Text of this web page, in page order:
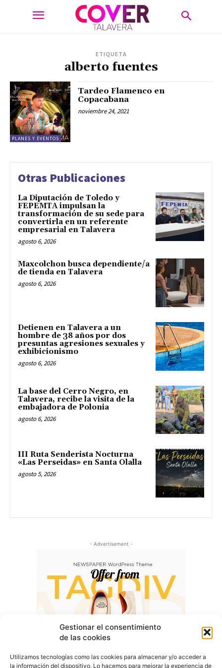
Gestionar el consentimiento
de las cookies
Utilizamos tecnologías como las cookies para almacenar y/o acceder a
la información del dispositivo. Lo hacemos para mejorar la experiencia de
ETIQUETA
alberto fuentes
PLANES Y EVENTOS
Tardeo Flamenco en
Copacabana
noviembre 24, 2021
Otras Publicaciones
La Diputación de Toledo y
FEPEMTA impulsan la
transformación de su sede para
convertirla en un referente
empresarial en Talavera
agosto 6, 2026
Maxcolchon busca dependiente/a
de tienda en Talavera
agosto 6, 2026
Detienen en Talavera a un
hombre de 38 años por dos
presuntas agresiones sexuales y
exhibicionismo
agosto 6, 2026
La base del Cerro Negro, en
Talavera, recibe la visita de la
embajadora de Polonia
agosto 6, 2026
III Ruta Senderista Nocturna
«Las Perseidas» en Santa Olalla
agosto 5, 2026
- Advertisement -